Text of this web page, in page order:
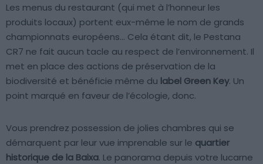
Les menus du restaurant (qui met à l’honneur les
produits locaux) portent eux-même le nom de grands
championnats européens… Cela étant dit, le Pestana
CR7 ne fait aucun tacle au respect de l’environnement. Il
met en place des actions de préservation de la
biodiversité et bénéficie même du label Green Key. Un
point marqué en faveur de l’écologie, donc.
Vous prendrez possession de jolies chambres qui se
démarquent par leur vue imprenable sur le quartier
historique de la Baixa. Le panorama depuis votre lucarne